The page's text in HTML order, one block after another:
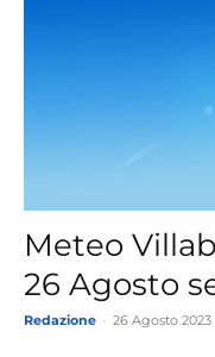
Meteo
26 Agosto
Redazione 26 Agosto 2023